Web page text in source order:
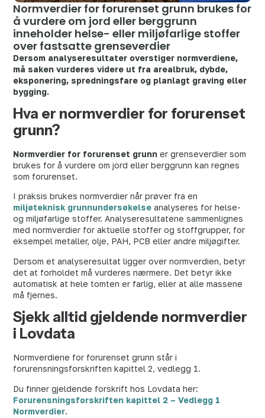
Normverdier for forurenset grunn brukes for
å vurdere om jord eller berggrunn
inneholder helse- eller miljøfarlige stoffer
over fastsatte grenseverdier
Dersom analyseresultater overstiger normverdiene,
må saken vurderes videre ut fra arealbruk, dybde,
eksponering, spredningsfare og planlagt graving eller
bygging.
Hva er normverdier for forurenset
grunn?
Normverdier for forurenset grunn er grenseverdier som
brukes for å vurdere om jord eller berggrunn kan regnes
som forurenset.
I praksis brukes normverdier når prøver fra en
miljøteknisk grunnundersøkelse analyseres for helse-
og miljøfarlige stoffer. Analyseresultatene sammenlignes
med normverdier for aktuelle stoffer og stoffgrupper, for
eksempel metaller, olje, PAH, PCB eller andre miljøgifter.
Dersom et analyseresultat ligger over normverdien, betyr
det at forholdet må vurderes nærmere. Det betyr ikke
automatisk at hele tomten er farlig, eller at alle massene
må fjernes.
Sjekk alltid gjeldende normverdier
i Lovdata
Normverdiene for forurenset grunn står i
forurensningsforskriften kapittel 2, vedlegg 1.
Du finner gjeldende forskrift hos Lovdata her:
Forurensningsforskriften kapittel 2 – Vedlegg 1
Normverdier.